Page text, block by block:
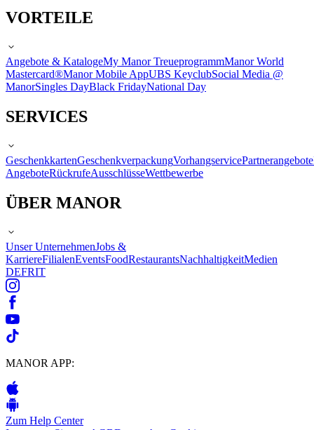
VORTEILE
Angebote & KatalogeMy Manor TreueprogrammManor World
Mastercard®Manor Mobile AppUBS KeyclubSocial Media @
ManorSingles DayBlack FridayNational Day
SERVICES
GeschenkkartenGeschenkverpackungVorhangservicePartnerangebote
AngeboteRückrufeAusschlüsseWettbewerbe
ÜBER MANOR
Unser UnternehmenJobs &
KarriereFilialenEventsFoodRestaurantsNachhaltigkeitMedien
DEFRIT
MANOR APP:
Zum Help Center